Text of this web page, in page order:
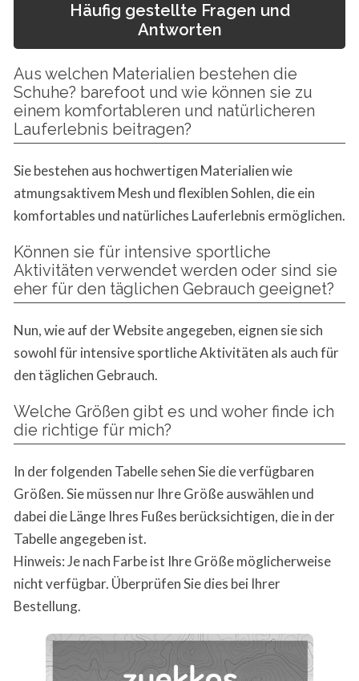
Häufig gestellte Fragen und
Antworten
Aus welchen Materialien bestehen die
Schuhe? barefoot und wie können sie zu
einem komfortableren und natürlicheren
Lauferlebnis beitragen?
Sie bestehen aus hochwertigen Materialien wie
atmungsaktivem Mesh und flexiblen Sohlen, die ein
komfortables und natürliches Lauferlebnis ermöglichen.
Können sie für intensive sportliche
Aktivitäten verwendet werden oder sind sie
eher für den täglichen Gebrauch geeignet?
Nun, wie auf der Website angegeben, eignen sie sich
sowohl für intensive sportliche Aktivitäten als auch für
den täglichen Gebrauch.
Welche Größen gibt es und woher finde ich
die richtige für mich?
In der folgenden Tabelle sehen Sie die verfügbaren
Größen. Sie müssen nur Ihre Größe auswählen und
dabei die Länge Ihres Fußes berücksichtigen, die in der
Tabelle angegeben ist.
Hinweis: Je nach Farbe ist Ihre Größe möglicherweise
nicht verfügbar. Überprüfen Sie dies bei Ihrer
Bestellung.